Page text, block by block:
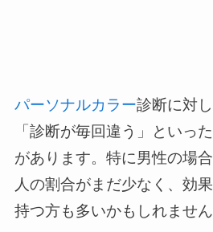
パーソナルカラー診断に対
「診断が毎回違う」といっ
があります。特に男性の場
人の割合がまだ少なく、効
持つ方も多いかもしれません